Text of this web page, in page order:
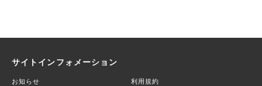
サイトインフォメーション
お知らせ 利用規約